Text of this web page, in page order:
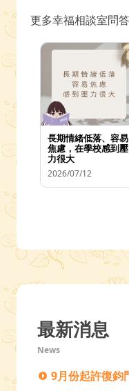
更多幸福相談室問答
長期情緒低落、容易
焦慮，在學校感到壓
力很大
2026/07/12
最新消息
News
9月份起許復鈞